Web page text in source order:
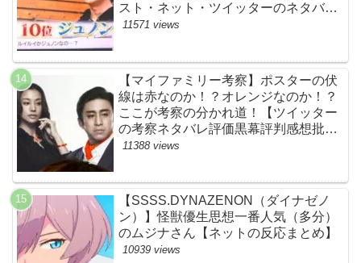
スト・ネット・ツイッターのネタバレ
考察まとめ感想評価評判・スッキリ・
11571 views
【マイファミリー考察】ポスターの伏
線は赤なのか！？オレンジなのか！？
ここが考察の分かれ道！【ツイッター
の考察ネタバレ評価黒幕評判感想批判
原作犯人キャスト脚本あらすじ伏線ま
11388 views
【SSSS.DYNAZENON（ダイナゼノ
ン）】怪獣優生思想一番人気（多分）
のムジナさん【ネットの反応まとめ】
10939 views